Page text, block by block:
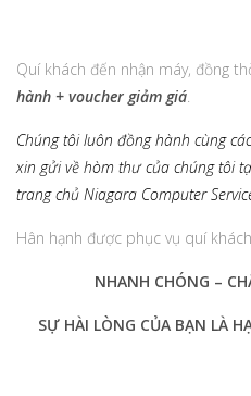
Quí khách đến nhận máy, đồng
hành + voucher giảm giá.
Chúng tôi luôn đồng hành cùng
xin gửi về hòm thư của chúng tôi
trang chủ Niagara Computer
Hân hạnh được phục vụ quí
NHANH CHÓNG –
SỰ HÀI LÒNG CỦA BẠN LÀ